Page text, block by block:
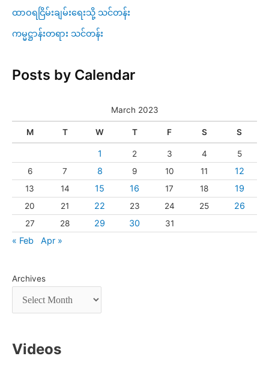
ထာဝရငြိမ်းချမ်းရေးသို့ သင်တန်း
ကမ္မဋ္ဌာန်းတရား သင်တန်း
Posts by Calendar
March 2023
M T W T F S S
1 2 3 4
5
6
7 8 9 10 11 12
13 14 15 16 17 18 19
20 21 22 23 24 25 26
27 28 29 30 31
« Feb Apr »
Archives
Videos